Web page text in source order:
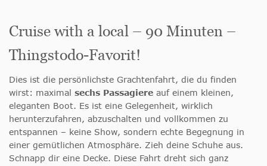
Cruise with a local – 90 Minuten –
Thingstodo-Favorit!
Dies ist die persönlichste Grachtenfahrt, die du finden
wirst: maximal sechs Passagiere auf einem kleinen,
eleganten Boot. Es ist eine Gelegenheit, wirklich
herunterzufahren, abzuschalten und vollkommen zu
entspannen – keine Show, sondern echte Begegnung in
einer gemütlichen Atmosphäre. Zieh deine Schuhe aus.
Schnapp dir eine Decke. Diese Fahrt dreht sich ganz